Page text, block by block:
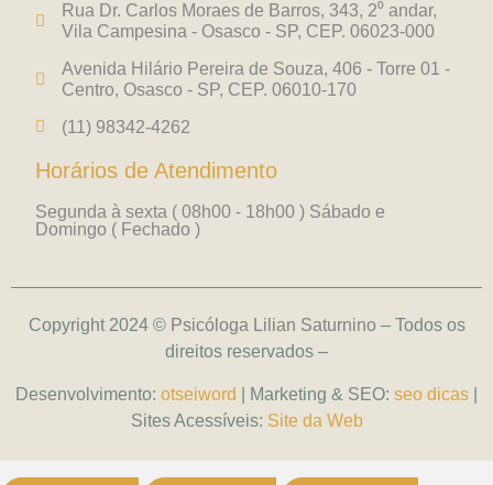
Rua Dr. Carlos Moraes de Barros, 343, 2⁰ andar,
Vila Campesina - Osasco - SP, CEP. 06023-000
Avenida Hilário Pereira de Souza, 406 - Torre 01 -
Centro, Osasco - SP, CEP. 06010-170
(11) 98342-4262
Horários de Atendimento
Segunda à sexta ( 08h00 - 18h00 ) Sábado e
Domingo ( Fechado )
Copyright 2024 © Psicóloga Lilian Saturnino – Todos os
direitos reservados –
Desenvolvimento: otseiword | Marketing & SEO: seo dicas
Sites Acessíveis: Site da Web